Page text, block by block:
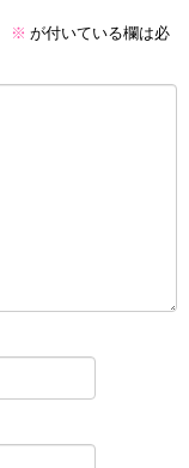
※ が付いている欄は必